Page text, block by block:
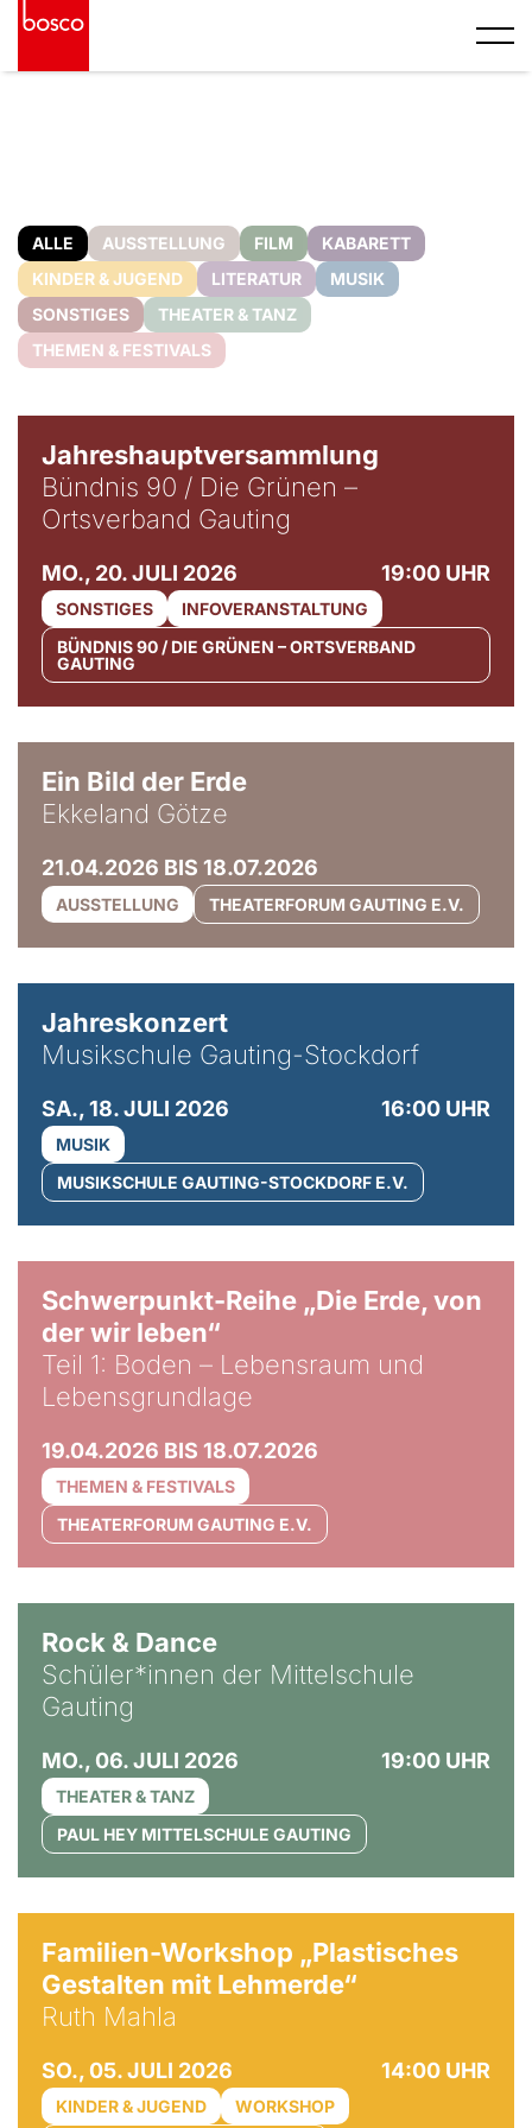
ALLE AUSSTELLUNG FILM
KABARETT
KINDER & JUGEND
LITERATUR
MUSIK
SONSTIGES
THEATER & TANZ
THEMEN & FESTIVALS
Jahreshauptversammlung
Bündnis 90 / Die Grünen –
Ortsverband Gauting
MO., 20. JULI 2026 19:00 UHR
SONSTIGES
INFOVERANSTALTUNG
BÜNDNIS 90 / DIE GRÜNEN – ORTSVERBAND
GAUTING
Ein Bild der Erde
Ekkeland Götze
21.04.2026 BIS 18.07.2026
AUSSTELLUNG THEATERFORUM GAUTING E.V.
Jahreskonzert
Musikschule Gauting-Stockdorf
SA., 18. JULI 2026 16:00 UHR
MUSIK
MUSIKSCHULE GAUTING-STOCKDORF E.V.
Schwerpunkt-Reihe „Die Erde, von
der wir leben“
Teil 1: Boden – Lebensraum und
Lebensgrundlage
19.04.2026 BIS 18.07.2026
THEMEN & FESTIVALS
THEATERFORUM GAUTING E.V.
Rock & Dance
Schüler*innen der Mittelschule
Gauting
MO., 06. JULI 2026 19:00 UHR
THEATER & TANZ
PAUL HEY MITTELSCHULE GAUTING
Familien-Workshop „Plastisches
Gestalten mit Lehmerde“
Ruth Mahla
SO., 05. JULI 2026 14:00 UHR
KINDER & JUGEND WORKSHOP